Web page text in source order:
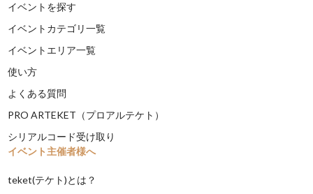
イベントを探す
イベントカテゴリ一覧
イベントエリア一覧
使い方
よくある質問
PRO ARTEKET（プロアルテケト）
シリアルコード受け取り
イベント主催者様へ
teket(テケト)とは？